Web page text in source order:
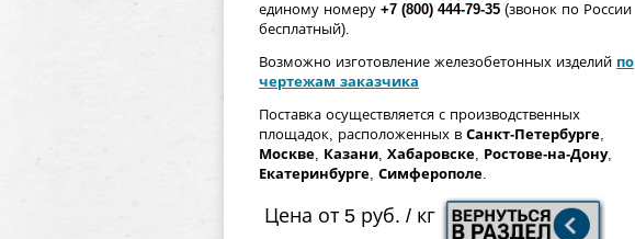
единому номеру +7 (800) 444-79-35 (звонок по России
бесплатный).
Возможно изготовление железобетонных изделий по
чертежам заказчика
Поставка осуществляется с производственных
площадок, расположенных в Санкт-Петербурге,
Москве, Казани, Хабаровске, Ростове-на-Дону,
Екатеринбурге, Симферополе.
Цена от 5 руб. / кг